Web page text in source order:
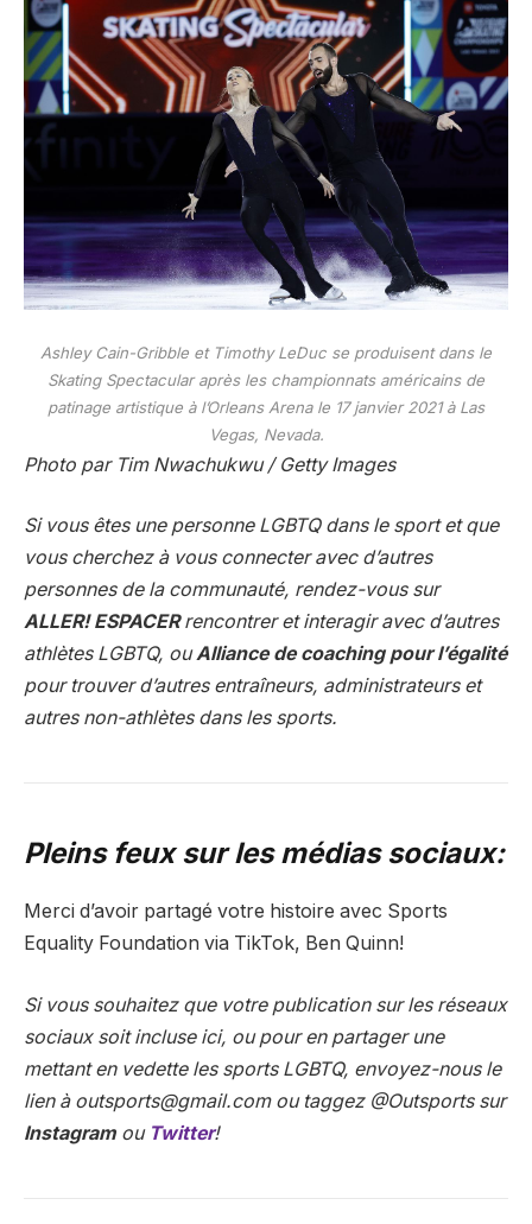
Ashley Cain-Gribble et Timothy LeDuc se produisent dans le
Skating Spectacular après les championnats américains de
patinage artistique à l’Orleans Arena le 17 janvier 2021 à Las
Vegas, Nevada.
Photo par Tim Nwachukwu / Getty Images
Si vous êtes une personne LGBTQ dans le sport et que
vous cherchez à vous connecter avec d’autres
personnes de la communauté, rendez-vous sur
ALLER! ESPACERrencontrer et interagir avec d’autres
athlètes LGBTQ, ouAlliance de coaching pour l’égalité
pour trouver d’autres entraîneurs, administrateurs et
autres non-athlètes dans les sports.
Pleins feux sur les médias sociaux:
Merci d’avoir partagé votre histoire avec Sports
Equality Foundation via TikTok, Ben Quinn!
Si vous souhaitez que votre publication sur les réseaux
sociaux soit incluse ici, ou pour en partager une
mettant en vedette les sports LGBTQ, envoyez-nous le
lien à outsports@gmail.comou taggez @Outsports sur
Instagram ou Twitter!